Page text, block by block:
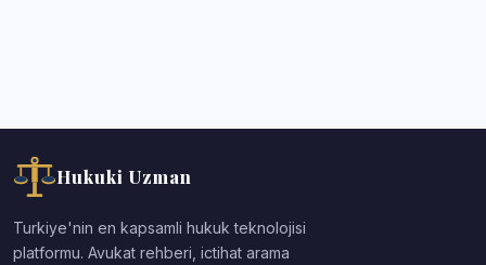
Hukuki Uzman
Turkiye'nin en kapsamli hukuk teknolojisi
platformu. Avukat rehberi, ictihat arama